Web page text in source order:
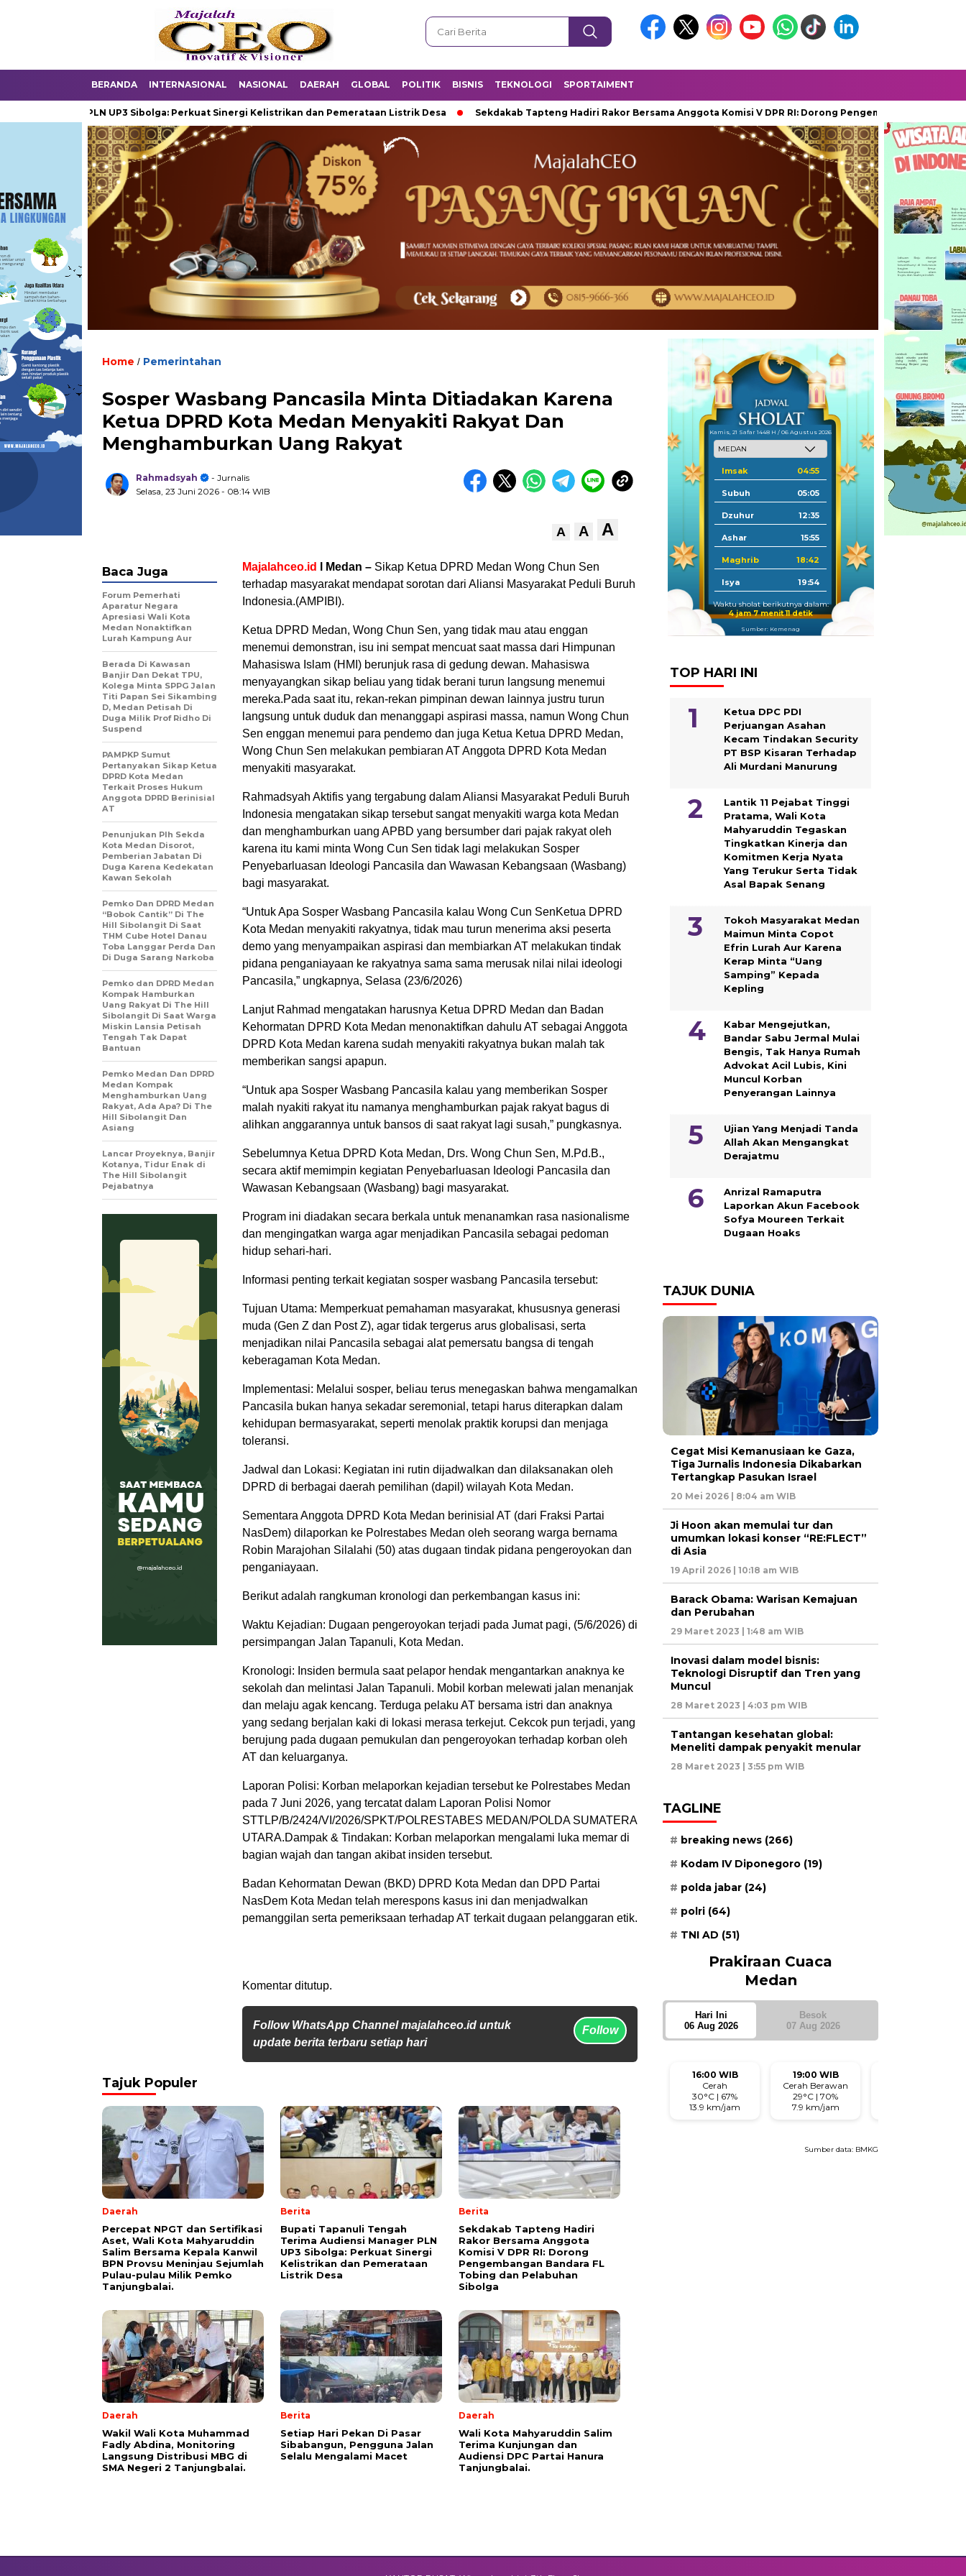
BERANDA INTERNASIONAL NASIONAL DAERAH GLOBAL POLITIK BISNIS TEKNOLOGI SPORTAIMENT
PLN UP3 Sibolga: Perkuat Sinergi Kelistrikan dan Pemerataan Listrik Desa Sekdakab Tapteng Hadiri Rakor Bersama Anggota Komisi V DPR RI: Dorong Pengembangan Bandara FL
Home / Pemerintahan
Sosper Wasbang Pancasila Minta Ditiadakan Karena
Ketua DPRD Kota Medan Menyakiti Rakyat Dan
Menghamburkan Uang Rakyat
Rahmadsyah
- Jurnalis
Selasa, 23 Juni 2026 - 08:14 WIB
A A A
Majalahceo.id l Medan – Sikap Ketua DPRD Medan Wong Chun Sen
terhadap masyarakat mendapat sorotan dari Aliansi Masyarakat Peduli Buruh
Indonesia.(AMPIBI).
Ketua DPRD Medan, Wong Chun Sen, yang tidak mau atau enggan
menemui demonstran, isu ini sempat mencuat saat massa dari Himpunan
Mahasiswa Islam (HMI) berunjuk rasa di gedung dewan. Mahasiswa
menyayangkan sikap beliau yang tidak berani turun langsung menemui
mereka.Pada saat itu, rekan-rekan pimpinan dewan lainnya justru turun
langsung untuk duduk dan menanggapi aspirasi massa, namun Wong Chun
Sen enggan menemui para pendemo dan juga Ketua Ketua DPRD Medan,
Wong Chun Sen melakukan pembiaran AT Anggota DPRD Kota Medan
menyakiti masyarakat.
Rahmadsyah Aktifis yang tergabung dalam Aliansi Masyarakat Peduli Buruh
Indonesia mengatakan sikap tersebut sangat menyakiti warga kota Medan
dan menghamburkan uang APBD yang bersumber dari pajak rakyat oleh
karena itu kami minta Wong Cun Sen tidak lagi melakukan Sosper
Penyebarluasan Ideologi Pancasila dan Wawasan Kebangsaan (Wasbang)
bagi masyarakat.
“Untuk Apa Sosper Wasbang Pancasila kalau Wong Cun SenKetua DPRD
Kota Medan menyakiti rakyatnya, tidak mau turun menerima aksi peserta
demo yang menyampaikan aspirasi dan membiarkan AT melakukan tindak
pidana penganiayaan ke rakyatnya sama sama merusak nilai nilai ideologi
Pancasila,” ungkapnya, Selasa (23/6/2026)
Lanjut Rahmad mengatakan harusnya Ketua DPRD Medan dan Badan
Kehormatan DPRD Kota Medan menonaktifkan dahulu AT sebagai Anggota
DPRD Kota Medan karena sudah menyakiti rakyatnya bukan malah tak
memberikan sangsi apapun.
“Untuk apa Sosper Wasbang Pancasila kalau yang memberikan Sosper
malah nyakiti rakyat itu namanya menghamburkan pajak rakyat bagus di
alihkan anggarannya untuk bansos di saat rakyat lagi susah,” pungkasnya.
Sebelumnya Ketua DPRD Kota Medan, Drs. Wong Chun Sen, M.Pd.B.,
secara aktif memimpin kegiatan Penyebarluasan Ideologi Pancasila dan
Wawasan Kebangsaan (Wasbang) bagi masyarakat.
Program ini diadakan secara berkala untuk menanamkan rasa nasionalisme
dan mengingatkan warga agar menjadikan Pancasila sebagai pedoman
hidup sehari-hari.
Informasi penting terkait kegiatan sosper wasbang Pancasila tersebut:
Tujuan Utama: Memperkuat pemahaman masyarakat, khususnya generasi
muda (Gen Z dan Post Z), agar tidak tergerus arus globalisasi, serta
menjadikan nilai Pancasila sebagai alat pemersatu bangsa di tengah
keberagaman Kota Medan.
Implementasi: Melalui sosper, beliau terus menegaskan bahwa mengamalkan
Pancasila bukan hanya sekadar seremonial, tetapi harus diterapkan dalam
kehidupan bermasyarakat, seperti menolak praktik korupsi dan menjaga
toleransi.
Jadwal dan Lokasi: Kegiatan ini rutin dijadwalkan dan dilaksanakan oleh
DPRD di berbagai daerah pemilihan (dapil) wilayah Kota Medan.
Sementara Anggota DPRD Kota Medan berinisial AT (dari Fraksi Partai
NasDem) dilaporkan ke Polrestabes Medan oleh seorang warga bernama
Robin Marajohan Silalahi (50) atas dugaan tindak pidana pengeroyokan dan
penganiayaan.
Berikut adalah rangkuman kronologi dan perkembangan kasus ini:
Waktu Kejadian: Dugaan pengeroyokan terjadi pada Jumat pagi, (5/6/2026) di
persimpangan Jalan Tapanuli, Kota Medan.
Kronologi: Insiden bermula saat pelapor hendak mengantarkan anaknya ke
sekolah dan melintasi Jalan Tapanuli. Mobil korban melewati jalan menanjak
dan melaju agak kencang. Terduga pelaku AT bersama istri dan anaknya
yang sedang berjalan kaki di lokasi merasa terkejut. Cekcok pun terjadi, yang
berujung pada dugaan pemukulan dan pengeroyokan terhadap korban oleh
AT dan keluarganya.
Laporan Polisi: Korban melaporkan kejadian tersebut ke Polrestabes Medan
pada 7 Juni 2026, yang tercatat dalam Laporan Polisi Nomor
STTLP/B/2424/VI/2026/SPKT/POLRESTABES MEDAN/POLDA SUMATERA
UTARA.Dampak & Tindakan: Korban melaporkan mengalami luka memar di
bagian wajah dan tangan akibat insiden tersebut.
Badan Kehormatan Dewan (BKD) DPRD Kota Medan dan DPD Partai
NasDem Kota Medan telah merespons kasus ini dan menjadwalkan
pemanggilan serta pemeriksaan terhadap AT terkait dugaan pelanggaran etik.
Komentar ditutup.
Follow WhatsApp Channel majalahceo.id untuk
update berita terbaru setiap hari
Follow
Baca Juga
Forum Pemerhati
Aparatur Negara
Apresiasi Wali Kota
Medan Nonaktifkan
Lurah Kampung Aur
Berada Di Kawasan
Banjir Dan Dekat TPU,
Kolega Minta SPPG Jalan
Titi Papan Sei Sikambing
D, Medan Petisah Di
Duga Milik Prof Ridho Di
Suspend
PAMPKP Sumut
Pertanyakan Sikap Ketua
DPRD Kota Medan
Terkait Proses Hukum
Anggota DPRD Berinisial
AT
Penunjukan Plh Sekda
Kota Medan Disorot,
Pemberian Jabatan Di
Duga Karena Kedekatan
Kawan Sekolah
Pemko Dan DPRD Medan
“Bobok Cantik” Di The
Hill Sibolangit Di Saat
THM Cube Hotel Danau
Toba Langgar Perda Dan
Di Duga Sarang Narkoba
Pemko dan DPRD Medan
Kompak Hamburkan
Uang Rakyat Di The Hill
Sibolangit Di Saat Warga
Miskin Lansia Petisah
Tengah Tak Dapat
Bantuan
Pemko Medan Dan DPRD
Medan Kompak
Menghamburkan Uang
Rakyat, Ada Apa? Di The
Hill Sibolangit Dan
Asiang
Lancar Proyeknya, Banjir
Kotanya, Tidur Enak di
The Hill Sibolangit
Pejabatnya
Tajuk Populer
Daerah
Percepat NPGT dan Sertifikasi
Aset, Wali Kota Mahyaruddin
Salim Bersama Kepala Kanwil
BPN Provsu Meninjau Sejumlah
Pulau-pulau Milik Pemko
Tanjungbalai.
Berita
Bupati Tapanuli Tengah
Terima Audiensi Manager PLN
UP3 Sibolga: Perkuat Sinergi
Kelistrikan dan Pemerataan
Listrik Desa
Berita
Sekdakab Tapteng Hadiri
Rakor Bersama Anggota
Komisi V DPR RI: Dorong
Pengembangan Bandara FL
Tobing dan Pelabuhan
Sibolga
Daerah
Wakil Wali Kota Muhammad
Fadly Abdina, Monitoring
Langsung Distribusi MBG di
SMA Negeri 2 Tanjungbalai.
Berita
Setiap Hari Pekan Di Pasar
Sibabangun, Pengguna Jalan
Selalu Mengalami Macet
Daerah
Wali Kota Mahyaruddin Salim
Terima Kunjungan dan
Audiensi DPC Partai Hanura
Tanjungbalai.
Kamis, 21 Safar 1448 H / 06 Agustus 2026
Imsak 04:55
Subuh 05:05
Dzuhur 12:35
Ashar 15:55
Maghrib 18:42
Isya 19:54
Waktu sholat berikutnya dalam:
4 jam 7 menit 10 detik
Sumber: Kemenag
TOP HARI INI
Ketua DPC PDI
Perjuangan Asahan
Kecam Tindakan Security
PT BSP Kisaran Terhadap
Ali Murdani Manurung
Lantik 11 Pejabat Tinggi
Pratama, Wali Kota
Mahyaruddin Tegaskan
Tingkatkan Kinerja dan
Komitmen Kerja Nyata
Yang Terukur Serta Tidak
Asal Bapak Senang
Tokoh Masyarakat Medan
Maimun Minta Copot
Efrin Lurah Aur Karena
Kerap Minta “Uang
Samping” Kepada
Kepling
Kabar Mengejutkan,
Bandar Sabu Jermal Mulai
Bengis, Tak Hanya Rumah
Advokat Acil Lubis, Kini
Muncul Korban
Penyerangan Lainnya
Ujian Yang Menjadi Tanda
Allah Akan Mengangkat
Derajatmu
Anrizal Ramaputra
Laporkan Akun Facebook
Sofya Moureen Terkait
Dugaan Hoaks
TAJUK DUNIA
Cegat Misi Kemanusiaan ke Gaza,
Tiga Jurnalis Indonesia Dikabarkan
Tertangkap Pasukan Israel
20 Mei 2026 | 8:04 am WIB
Ji Hoon akan memulai tur dan
umumkan lokasi konser “RE:FLECT”
di Asia
19 April 2026 | 10:18 am WIB
Barack Obama: Warisan Kemajuan
dan Perubahan
29 Maret 2023 | 1:48 am WIB
Inovasi dalam model bisnis:
Teknologi Disruptif dan Tren yang
Muncul
28 Maret 2023 | 4:03 pm WIB
Tantangan kesehatan global:
Meneliti dampak penyakit menular
28 Maret 2023 | 3:55 pm WIB
TAGLINE
breaking news (266)
Kodam IV Diponegoro (19)
polda jabar (24)
polri (64)
TNI AD (51)
Prakiraan Cuaca
Medan
Hari Ini
06 Aug 2026
Besok
07 Aug 2026
16:00 WIB
Cerah
30°C | 67%
13.9 km/jam
19:00 WIB
Cerah Berawan
29°C | 70%
7.9 km/jam
Sumber data: BMKG